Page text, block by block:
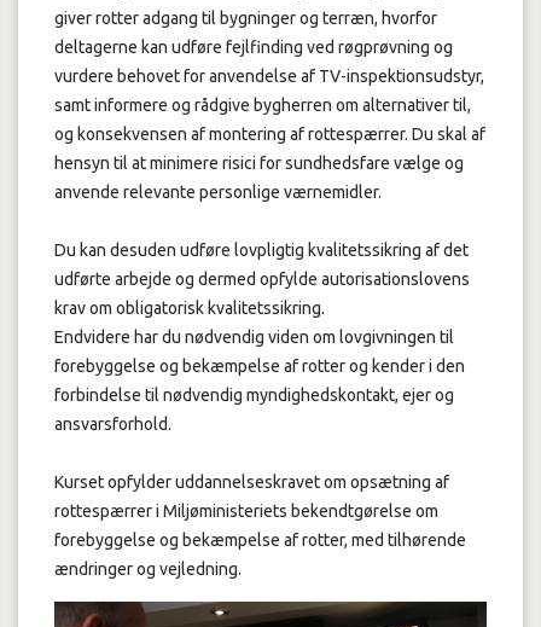
giver rotter adgang til bygninger og terræn, hvorfor
deltagerne kan udføre fejlfinding ved røgprøvning og
vurdere behovet for anvendelse af TV-inspektionsudstyr,
samt informere og rådgive bygherren om alternativer til,
og konsekvensen af montering af rottespærrer. Du skal af
hensyn til at minimere risici for sundhedsfare vælge og
anvende relevante personlige værnemidler.
Du kan desuden udføre lovpligtig kvalitetssikring af det
udførte arbejde og dermed opfylde autorisationslovens
krav om obligatorisk kvalitetssikring.
Endvidere har du nødvendig viden om lovgivningen til
forebyggelse og bekæmpelse af rotter og kender i den
forbindelse til nødvendig myndighedskontakt, ejer og
ansvarsforhold.
Kurset opfylder uddannelseskravet om opsætning af
rottespærrer i Miljøministeriets bekendtgørelse om
forebyggelse og bekæmpelse af rotter, med tilhørende
ændringer og vejledning.